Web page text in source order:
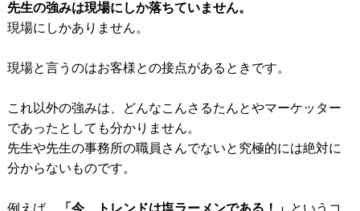
先生の強みは現場にしか落ちていません。
現場にしかありません。
現場と言うのはお客様との接点があるときです。
これ以外の強みは、どんなこんさるたんとやマーケッター
であったとしても分かりません。
先生や先生の事務所の職員さんでないと究極的には絶対に
分からないものです。